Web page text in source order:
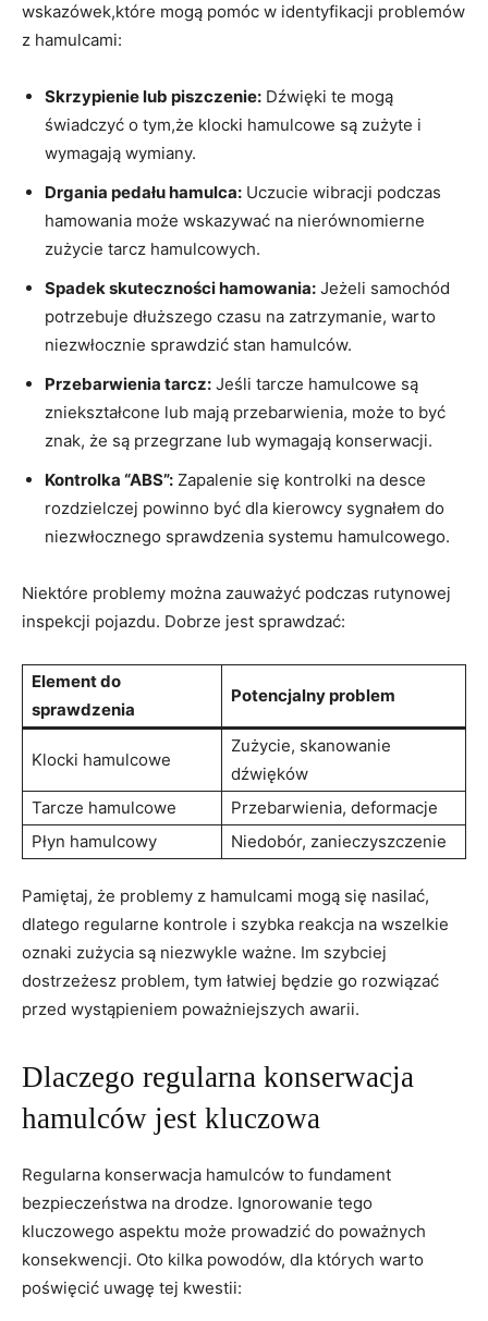
wskazówek,które mogą pomóc w identyfikacji ‌problemów
z hamulcami:
Skrzypienie lub piszczenie: Dźwięki te mogą
świadczyć o tym,że klocki hamulcowe są zużyte i
wymagają wymiany.
Drgania pedału hamulca: Uczucie wibracji podczas
hamowania może wskazywać na nierównomierne
zużycie tarcz ‍hamulcowych.
Spadek skuteczności hamowania: Jeżeli samochód
potrzebuje dłuższego czasu na zatrzymanie, ⁤warto
niezwłocznie sprawdzić stan hamulców.
Przebarwienia tarcz: Jeśli tarcze hamulcowe są
zniekształcone lub mają przebarwienia, może ⁣to być
znak, że są przegrzane lub ‌wymagają konserwacji.
Kontrolka “ABS”: Zapalenie się kontrolki na desce
rozdzielczej powinno być ⁣dla kierowcy sygnałem do
niezwłocznego sprawdzenia systemu hamulcowego.
Niektóre problemy można ‍zauważyć podczas rutynowej
inspekcji pojazdu.‍ Dobrze jest sprawdzać:
Element do⁤
sprawdzenia
Potencjalny problem
Klocki hamulcowe
Zużycie, skanowanie
dźwięków
Tarcze hamulcowe
Przebarwienia, deformacje
Płyn hamulcowy
Niedobór, zanieczyszczenie
Pamiętaj, że ‍problemy z hamulcami mogą się nasilać,⁤
dlatego regularne kontrole i szybka reakcja na wszelkie
‍oznaki zużycia są niezwykle ważne. Im szybciej
dostrzeżesz problem, tym łatwiej będzie go rozwiązać
‌przed wystąpieniem poważniejszych awarii.
Dlaczego regularna konserwacja
hamulców jest kluczowa
Regularna konserwacja ⁢hamulców to fundament
bezpieczeństwa na drodze. ⁢Ignorowanie tego
kluczowego aspektu może prowadzić do poważnych
konsekwencji. Oto kilka powodów, dla których​ warto
poświęcić uwagę tej kwestii: